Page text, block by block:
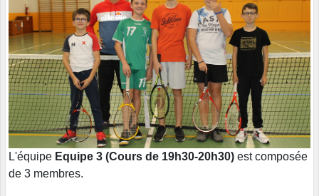
L'équipe Equipe 3 (Cours de 19h30-20h30) est composée
de 3 membres.